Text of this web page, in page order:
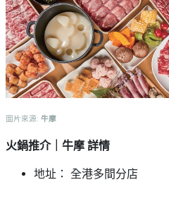
圖片來源: 牛摩
火鍋推介｜牛摩 詳情
地址： 全港多間分店